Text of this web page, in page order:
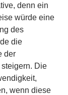
denn ein
würde eine
des
die
der
Die
wenn diese